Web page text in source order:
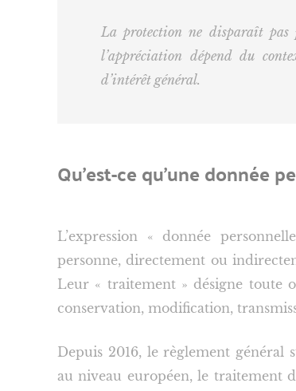
La protection ne disparaît pas
l’appréciation dépend du
d’intérêt général.
Qu’est-ce qu’une donnée
L’expression « donnée
personne, directement ou
Leur « traitement » désigne toute
conservation, modification,
Depuis 2016, le règlement général
au niveau européen, le traitement